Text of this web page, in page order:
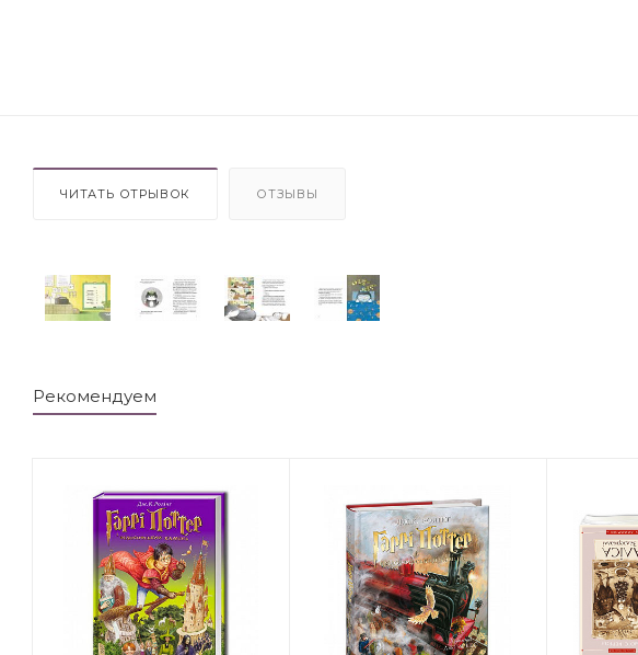
ЧИТАТЬ ОТРЫВОК ОТЗЫВЫ
Рекомендуем